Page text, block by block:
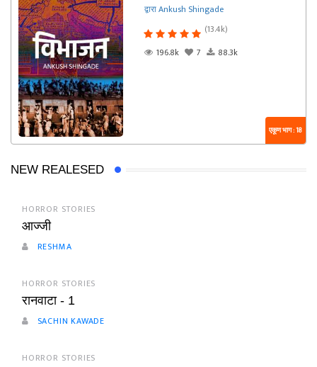
द्वारा Ankush Shingade
(13.4k)
196.8k
7 88.3k
एकूण भाग : 18
NEW REALESED
HORROR STORIES
आज्जी
RESHMA
HORROR STORIES
रानवाटा - 1
SACHIN KAWADE
HORROR STORIES